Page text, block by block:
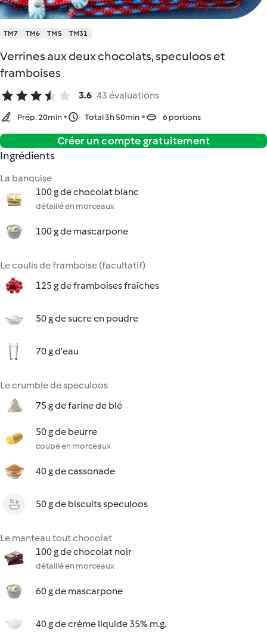
TM7 TM6 TM5 TM31
Verrines aux deux chocolats, speculoos et
framboises
3.6 43 évaluations
Prép. 20min Total 3h 50min 6 portions
Créer un compte gratuitement
Ingrédients
La banquise
100 g de chocolat blanc
détaillé en morceaux
100 g de mascarpone
Le coulis de framboise (facultatif)
125 g de framboises fraîches
50 g de sucre en poudre
70 g d'eau
Le crumble de speculoos
75 g de farine de blé
50 g de beurre
coupé en morceaux
40 g de cassonade
50 g de biscuits speculoos
Le manteau tout chocolat
100 g de chocolat noir
détaillé en morceaux
60 g de mascarpone
40 g de crème liquide 35% m.g.